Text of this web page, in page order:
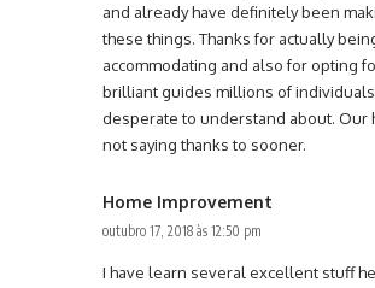
and already have definitely been
these things. Thanks for actually
accommodating and also for opting
brilliant guides millions of
desperate to understand about. Our
not saying thanks to sooner.
Home Improvement
outubro 17, 2018 às 12:50 pm
I have learn several excellent stuff